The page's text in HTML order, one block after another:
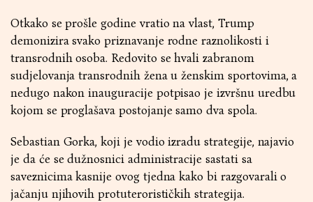
Otkako se prošle godine vratio na vlast, Trump
demonizira svako priznavanje rodne raznolikosti i
transrodnih osoba. Redovito se hvali zabranom
sudjelovanja transrodnih žena u ženskim sportovima, a
nedugo nakon inauguracije potpisao je izvršnu uredbu
kojom se proglašava postojanje samo dva spola.
Sebastian Gorka, koji je vodio izradu strategije, najavio
je da će se dužnosnici administracije sastati sa
saveznicima kasnije ovog tjedna kako bi razgovarali o
jačanju njihovih protuterorističkih strategija.